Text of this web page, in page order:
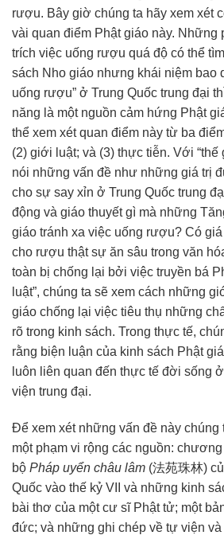
rượu. Bây giờ chúng ta hãy xem xét
vài quan điểm Phật giáo này. Những
trích việc uống rượu quá độ có thể
sách Nho giáo nhưng khái niệm bao
uống rượu” ở Trung Quốc trung đại
năng là một nguồn cảm hứng Phật
thể xem xét quan điểm này từ ba
(2) giới luật; và (3) thực tiễn. Với “thế
nói những vấn đề như những giá trị
cho sự say xỉn ở Trung Quốc trung
động và giáo thuyết gì mà những
giáo tránh xa việc uống rượu? Có giá
cho rượu thật sự ăn sâu trong văn
toàn bị chống lại bởi việc truyền bá
luật”, chúng ta sẽ xem cách những
giáo chống lại việc tiêu thụ những
rõ trong kinh sách. Trong thực tế,
rằng biện luận của kinh sách Phật
luôn liên quan đến thực tế đời sống
viện trung đại.
Để xem xétnhững vấn đề này chúng
một phạm vi rộng các nguồn:
bộ Pháp uyển châu lâm (法苑珠林)
Quốc vào thế kỷ VII và những kinh
bài thơ của mộtcư sĩ Phật tử; một
đức; và những ghi chép về tự viện